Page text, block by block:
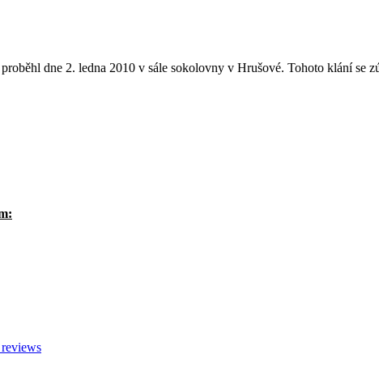
proběhl dne 2. ledna 2010 v sále sokolovny v Hrušové. Tohoto klání se